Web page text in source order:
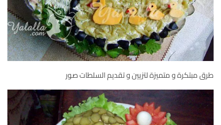
طرق مبتكرة و متميزة لتزيين و تقديم السلطات صور